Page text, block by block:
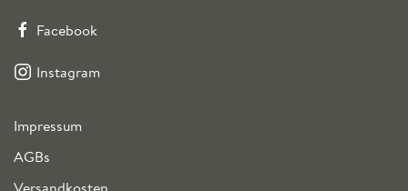
Facebook
Instagram
Impressum
AGBs